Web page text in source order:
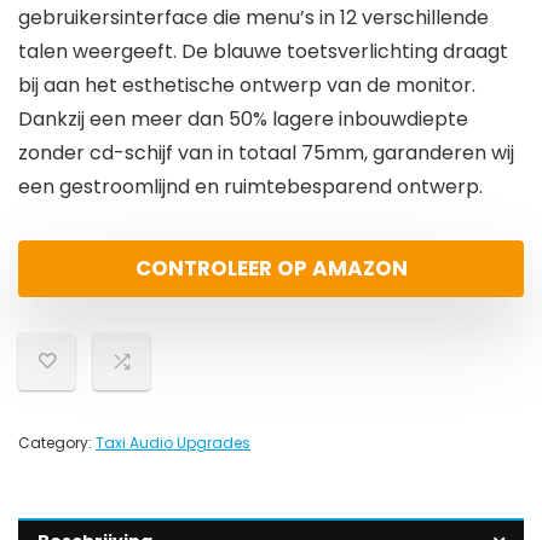
gebruikersinterface die menu’s in 12 verschillende
talen weergeeft. De blauwe toetsverlichting draagt
bij aan het esthetische ontwerp van de monitor.
Dankzij een meer dan 50% lagere inbouwdiepte
zonder cd-schijf van in totaal 75mm, garanderen wij
een gestroomlijnd en ruimtebesparend ontwerp.
CONTROLEER OP AMAZON
Category: Taxi Audio Upgrades